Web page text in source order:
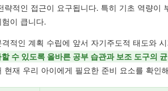
략적인 접근이 요구됩니다. 특히 기초 역량이
이 큽니다.
격적인 계획 수립에 앞서 자기주도적 태도와
수 있도록 올바른 공부 습관과 보조 도구의
현재 우리 아이에게 필요한 준비 요소를 확인